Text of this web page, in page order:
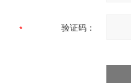
验证码：